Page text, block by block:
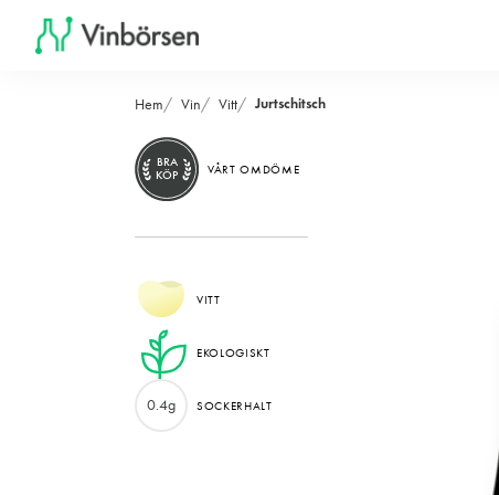
Hem Vin Vitt Jurtschitsch
BRA
KÖP
VÅRT OMDÖME
VITT
EKOLOGISKT
0.4g SOCKERHALT